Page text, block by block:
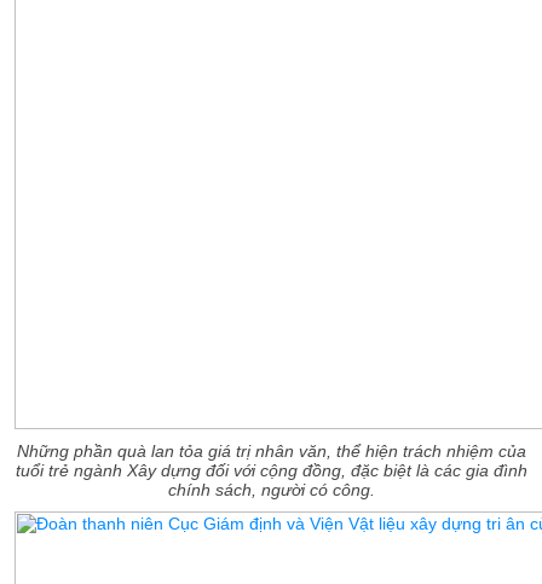
Những phần quà lan tỏa giá trị nhân văn, thể hiện trách nhiệm của
tuổi trẻ ngành Xây dựng đối với cộng đồng, đặc biệt là các gia đình
chính sách, người có công.